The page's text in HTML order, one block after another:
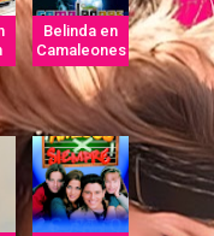
Belinda en
Camaleones